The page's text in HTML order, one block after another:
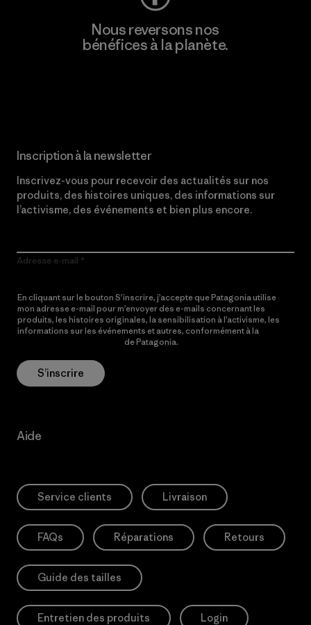
Nous reversons nos
bénéfices à la planète.
Inscription à la newsletter
Inscrivez-vous pour recevoir des actualités sur nos
produits, des histoires uniques, des informations sur
l’activisme, des événements et bien plus encore.
Adresse e-mail
En cliquant sur le bouton S’inscrire, j’accepte que Patagonia utilise
mon adresse e-mail pour m’envoyer des e-mails concernant les
produits, les histoires originales, la sensibilisation à l’activisme, les
informations sur les événements et autres, conformément à la
de Patagonia.
S’inscrire
Aide
Service clients Livraison
FAQs Réparations Retours
Guide des tailles
Entretien des produits Login